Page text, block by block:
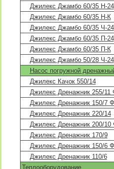
Джилекс Джамбо 60/35 Н-24
Джилекс Джамбо 60/35 Н-К
Джилекс Джамбо 60/35 Ч-24
Джилекс Джамбо 60/35 П-24
Джилекс Джамбо 60/35 П-К
Джилекс Джамбо 50/28 Ч-24
Насос погружной
Джилекс Качок 550/14
Джилекс Дренажник 255/11
Джилекс Дренажник 150/7
Джилекс Дренажник 220/14
Джилекс Дренажник 200/10
Джилекс Дренажник 170/9
Джилекс Дренажник 150/6 Ф
Джилекс Дренажник 110/6
Теплооборудование